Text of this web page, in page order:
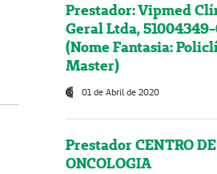
Prestador: Vipmed
Geral Ltda,
(Nome Fantasia:
Master)
01 de Abril de 2020
Prestador CENTRO DE
ONCOLOGIA